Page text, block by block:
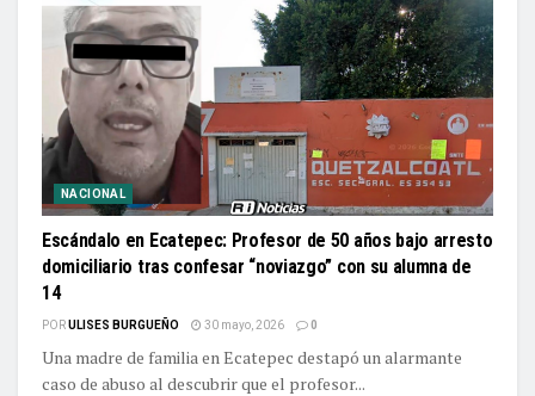
NACIONAL
Escándalo en Ecatepec: Profesor de 50 años bajo arresto
domiciliario tras confesar “noviazgo” con su alumna de
14
PORULISES BURGUEÑO 30 mayo, 2026 0
Una madre de familia en Ecatepec destapó un alarmante
caso de abuso al descubrir que el profesor...